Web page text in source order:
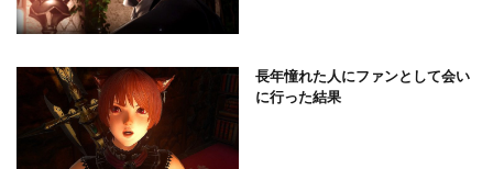
長年憧れた人にファンとして会い
に行った結果